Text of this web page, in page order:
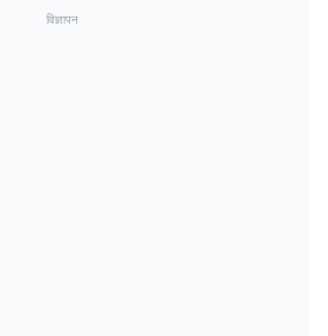
विज्ञापन